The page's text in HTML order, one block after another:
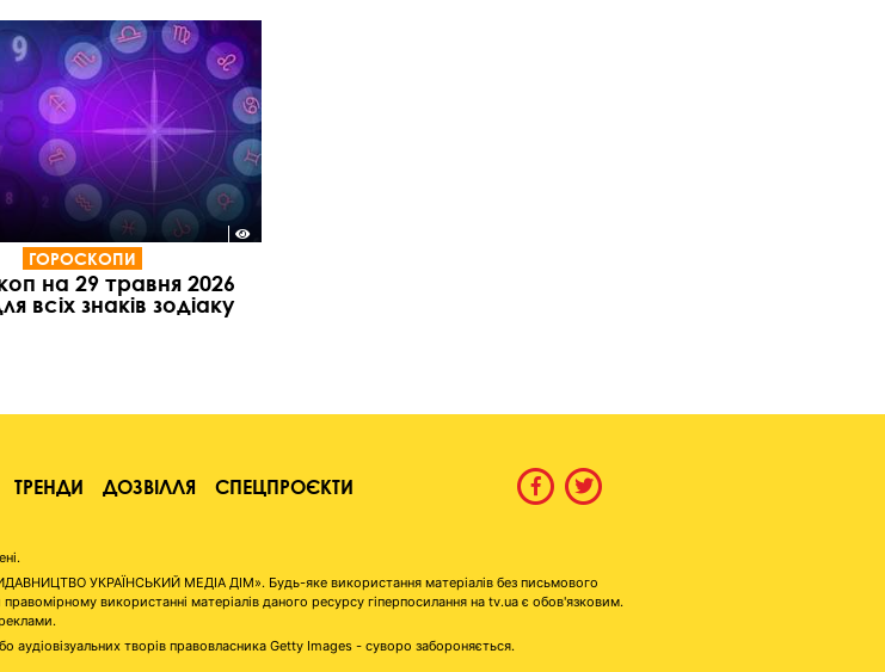
ГОРОСКОПИ
на 29 травня 2026
всіх знаків зодіаку
ТРЕНДИ ДОЗВІЛЛЯ СПЕЦПРОЄКТИ
УКРАЇНСЬКИЙ МЕДІА ДІМ». Будь-яке використання матеріалів без письмового
використанні матеріалів даного ресурсу гіперпосилання на tv.ua є обов'язковим.
аудіовізуальних творів правовласника Getty Images - суворо забороняється.